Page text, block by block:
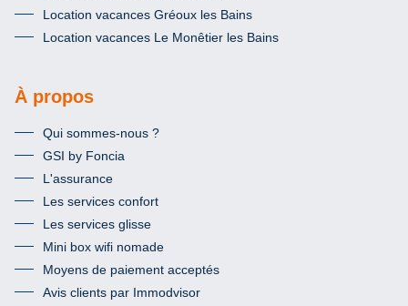
Location vacances Gréoux les Bains
Location vacances Le Monêtier les Bains
À propos
Qui sommes-nous ?
GSI by Foncia
L'assurance
Les services confort
Les services glisse
Mini box wifi nomade
Moyens de paiement acceptés
Avis clients par Immodvisor